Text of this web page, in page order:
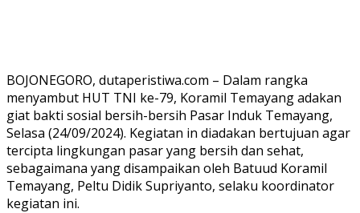
BOJONEGORO, dutaperistiwa.com – Dalam rangka
menyambut HUT TNI ke-79, Koramil Temayang adakan
giat bakti sosial bersih-bersih Pasar Induk Temayang,
Selasa (24/09/2024). Kegiatan in diadakan bertujuan agar
tercipta lingkungan pasar yang bersih dan sehat,
sebagaimana yang disampaikan oleh Batuud Koramil
Temayang, Peltu Didik Supriyanto, selaku koordinator
kegiatan ini.